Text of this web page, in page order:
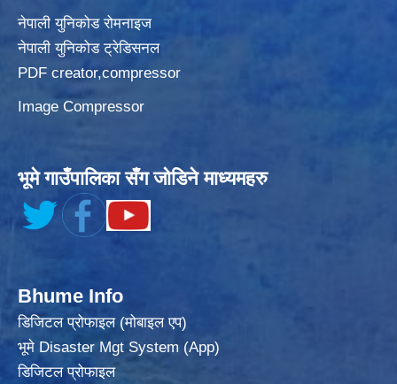
नेपाली युनिकोड रोमनाइज
नेपाली युनिकोड ट्रेडिसनल
PDF creator,compressor
Image Compressor
भूमे गाउँपालिका सँग जोडिने माध्यमहरु
Bhume Info
डिजिटल प्रोफाइल (मोबाइल एप)
भूमे Disaster Mgt System (App)
डिजिटल प्रोफाइल